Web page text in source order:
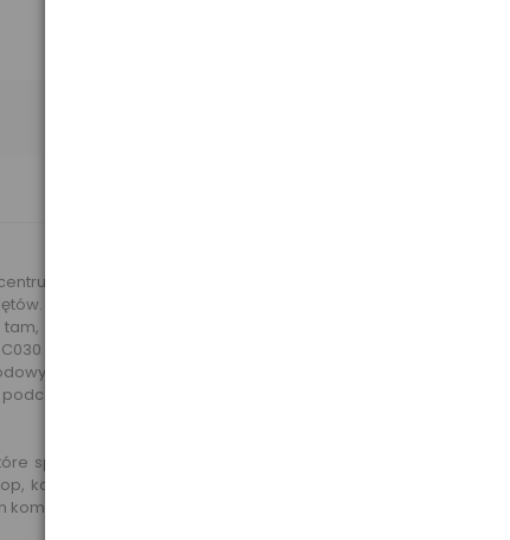
zasilania. Produkt ten przeznaczony jest głównie dla
Produkt ten sprawdza się idealnie również w trakcie
gdzie nie ma dostępu do standardowego zasilania
24V to najnowszy model przetwornicy samochodowej,
kierowców samochodów ciężarowych, szukających
jazdy samochodem ciężarowym postojów. Pozwoli
spotykamy w gospodarstwach domowych. Dzięki takiej
kamera cyfrowa czy nawet telewizor przenośny. Z kolei